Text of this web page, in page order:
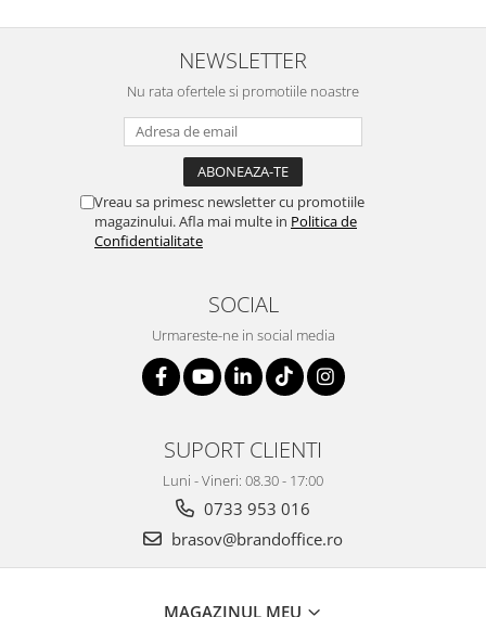
NEWSLETTER
Nu rata ofertele si promotiile noastre
Vreau sa primesc newsletter cu promotiile
magazinului. Afla mai multe in Politica de
Confidentialitate
SOCIAL
Urmareste-ne in social media
SUPORT CLIENTI
Luni - Vineri: 08.30 - 17:00
0733 953 016
brasov@brandoffice.ro
MAGAZINUL MEU